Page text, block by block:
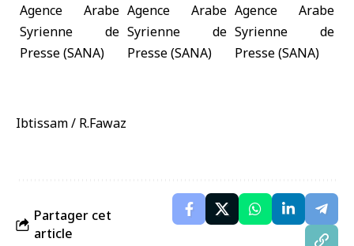
Ibtissam / R.Fawaz
Partager cet
article